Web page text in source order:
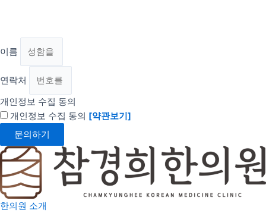
이름
연락처
개인정보 수집 동의
개인정보 수집 동의 [약관보기]
문의하기
한의원 소개